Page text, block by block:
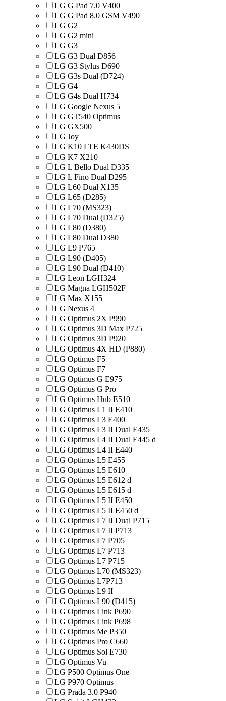
LG G Pad 7.0 V400
LG G Pad 8.0 GSM V490
LG G2
LG G2 mini
LG G3
LG G3 Dual D856
LG G3 Stylus D690
LG G3s Dual (D724)
LG G4
LG G4s Dual H734
LG Google Nexus 5
LG GT540 Optimus
LG GX500
LG Joy
LG K10 LTE K430DS
LG K7 X210
LG L Bello Dual D335
LG L Fino Dual D295
LG L60 Dual X135
LG L65 (D285)
LG L70 (MS323)
LG L70 Dual (D325)
LG L80 (D380)
LG L80 Dual D380
LG L9 P765
LG L90 (D405)
LG L90 Dual (D410)
LG Leon LGH324
LG Magna LGH502F
LG Max X155
LG Nexus 4
LG Optimus 2X P990
LG Optimus 3D Max P725
LG Optimus 3D P920
LG Optimus 4X HD (P880)
LG Optimus F5
LG Optimus F7
LG Optimus G E975
LG Optimus G Pro
LG Optimus Hub E510
LG Optimus L1 II E410
LG Optimus L3 E400
LG Optimus L3 II Dual E435
LG Optimus L4 II Dual E445 d
LG Optimus L4 II E440
LG Optimus L5 E455
LG Optimus L5 E610
LG Optimus L5 E612 d
LG Optimus L5 E615 d
LG Optimus L5 II E450
LG Optimus L5 II E450 d
LG Optimus L7 II Dual P715
LG Optimus L7 II P713
LG Optimus L7 P705
LG Optimus L7 P713
LG Optimus L7 P715
LG Optimus L70 (MS323)
LG Optimus L7P713
LG Optimus L9 II
LG Optimus L90 (D415)
LG Optimus Link P690
LG Optimus Link P698
LG Optimus Me P350
LG Optimus Pro C660
LG Optimus Sol E730
LG Optimus Vu
LG P500 Optimus One
LG P970 Optimus
LG Prada 3.0 P940